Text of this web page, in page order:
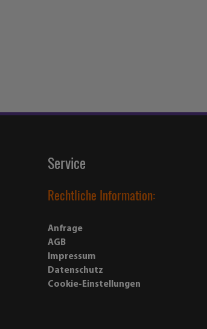
Service
Rechtliche Information:
Anfrage
AGB
Impressum
Datenschutz
Cookie-Einstellungen